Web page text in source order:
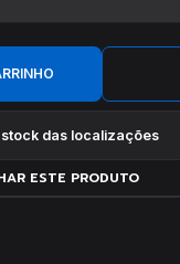
das localizações
ESTE PRODUTO